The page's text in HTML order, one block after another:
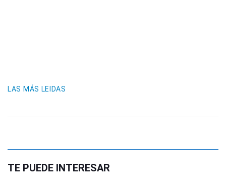
LAS MÁS LEIDAS
TE PUEDE INTERESAR